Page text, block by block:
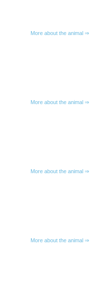
More about the animal ⇒
More about the animal ⇒
More about the animal ⇒
More about the animal ⇒